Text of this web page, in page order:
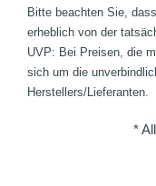
Bitte beachten Sie,
erheblich von der
UVP: Bei Preisen, die
sich um die
Herstellers/Lieferanten.
*